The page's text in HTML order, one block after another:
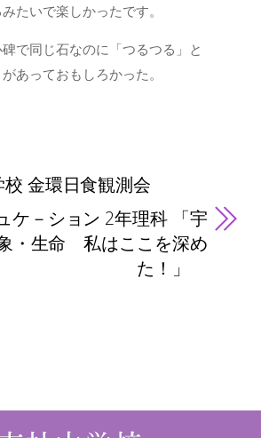
たいで楽しかったです。
で同じ石なのに「つるつる」と
があっておもしろかった。
金環日食観測会
ケ－ション 2年理科 「宇
・生命 私はここを深め
た！」